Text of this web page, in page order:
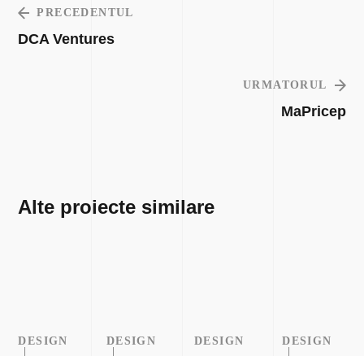
PRECEDENTUL
DCA Ventures
URMATORUL
MaPricep
Alte proiecte similare
DESIGN
DESIGN
DESIGN
DESIGN